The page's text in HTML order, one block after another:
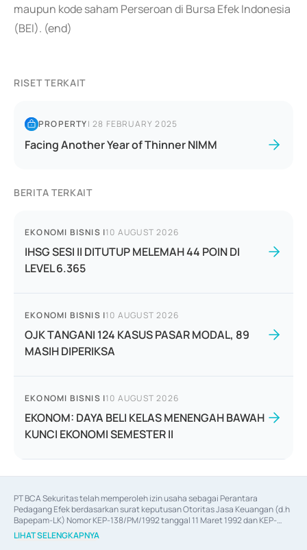
maupun kode saham Perseroan di Bursa Efek Indonesia
(BEI). (end)
RISET TERKAIT
PROPERTY|28 FEBRUARY 2025
Facing Another Year of Thinner NIMM
BERITA TERKAIT
EKONOMI BISNIS |10 AUGUST 2026
IHSG SESI II DITUTUP MELEMAH 44 POIN DI
LEVEL 6.365
EKONOMI BISNIS |10 AUGUST 2026
OJK TANGANI 124 KASUS PASAR MODAL, 89
MASIH DIPERIKSA
EKONOMI BISNIS |10 AUGUST 2026
EKONOM: DAYA BELI KELAS MENENGAH BAWAH
KUNCI EKONOMI SEMESTER II
PT BCA Sekuritas telah memperoleh izin usaha sebagai Perantara
Pedagang Efek berdasarkan surat keputusan Otoritas Jasa Keuangan (d.h
Bapepam-LK) Nomor KEP-138/PM/1992 tanggal 11 Maret 1992 dan KEP-
06/D.04/2014 tanggal 28 Februari 2014, izin usaha sebagai Penjamin Emisi
Efek berdasarkan surat keputusan Otoritas Jasa Keuangan Nomor KEP-
LIHAT SELENGKAPNYA